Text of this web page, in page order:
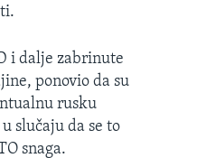
i dalje zabrinute
ponovio da su
rusku
slučaju da se to
snaga.